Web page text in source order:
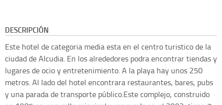
DESCRIPCIÓN
Este hotel de categoria media esta en el centro turistico de la
ciudad de Alcudia. En los alrededores podra encontrar tiendas y
lugares de ocio y entretenimiento. A la playa hay unos 250
metros. Al lado del hotel encontrara restaurantes, bares, pubs
y una parada de transporte público.Este complejo, construido